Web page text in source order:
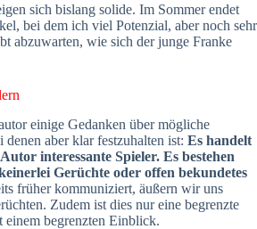
sich bislang solide. Im Sommer endet
bei dem ich viel Potenzial, aber noch sehr
abzuwarten, wie sich der junge Franke
einige Gedanken über mögliche
denen aber klar festzuhalten ist: Es handelt
interessante Spieler. Es bestehen
Gerüchte oder offen bekundetes
früher kommuniziert, äußern wir uns
Zudem ist dies nur eine begrenzte
begrenzten Einblick.